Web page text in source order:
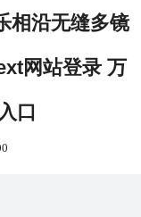
相沿无缝多镜
网站登录 万
口